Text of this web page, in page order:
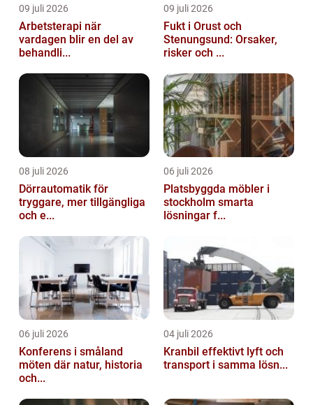
09 juli 2026
Arbetsterapi när
vardagen blir en del av
behandli...
09 juli 2026
Fukt i Orust och
Stenungsund: Orsaker,
risker och ...
08 juli 2026
Dörrautomatik för
tryggare, mer tillgängliga
och e...
06 juli 2026
Platsbyggda möbler i
stockholm smarta
lösningar f...
06 juli 2026
Konferens i småland
möten där natur, historia
och...
04 juli 2026
Kranbil effektivt lyft och
transport i samma lösn...